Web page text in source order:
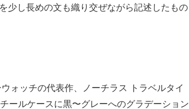
少し長めの文も織り交ぜながら記述したもの
ォッチの代表作、ノーチラス トラベルタイ
ールケースに黒〜グレーへのグラデーション